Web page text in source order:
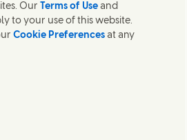
Our Terms of Use and
to your use of this website.
Cookie Preferences at any